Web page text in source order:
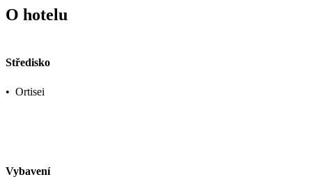
O hotelu
Středisko
• Ortisei
Vybavení